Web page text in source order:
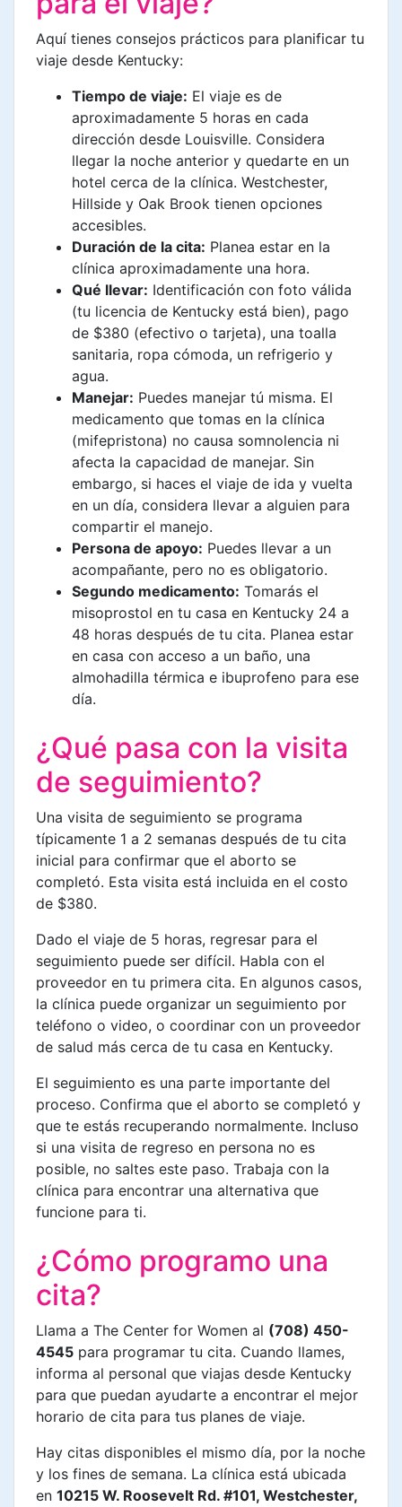
Aquí tienes consejos prácticos para planificar tu
viaje desde Kentucky:
Tiempo de viaje: El viaje es de
aproximadamente 5 horas en cada
dirección desde Louisville. Considera
llegar la noche anterior y quedarte en un
hotel cerca de la clínica. Westchester,
Hillside y Oak Brook tienen opciones
accesibles.
Duración de la cita: Planea estar en la
clínica aproximadamente una hora.
Qué llevar: Identificación con foto válida
(tu licencia de Kentucky está bien), pago
de $380 (efectivo o tarjeta), una toalla
sanitaria, ropa cómoda, un refrigerio y
agua.
Manejar: Puedes manejar tú misma. El
medicamento que tomas en la clínica
(mifepristona) no causa somnolencia ni
afecta la capacidad de manejar. Sin
embargo, si haces el viaje de ida y vuelta
en un día, considera llevar a alguien para
compartir el manejo.
Persona de apoyo: Puedes llevar a un
acompañante, pero no es obligatorio.
Segundo medicamento: Tomarás el
misoprostol en tu casa en Kentucky 24 a
48 horas después de tu cita. Planea estar
en casa con acceso a un baño, una
almohadilla térmica e ibuprofeno para ese
día.
¿Qué pasa con la visita
de seguimiento?
Una visita de seguimiento se programa
típicamente 1 a 2 semanas después de tu cita
inicial para confirmar que el aborto se
completó. Esta visita está incluida en el costo
de $380.
Dado el viaje de 5 horas, regresar para el
seguimiento puede ser difícil. Habla con el
proveedor en tu primera cita. En algunos casos,
la clínica puede organizar un seguimiento por
teléfono o video, o coordinar con un proveedor
de salud más cerca de tu casa en Kentucky.
El seguimiento es una parte importante del
proceso. Confirma que el aborto se completó y
que te estás recuperando normalmente. Incluso
si una visita de regreso en persona no es
posible, no saltes este paso. Trabaja con la
clínica para encontrar una alternativa que
funcione para ti.
¿Cómo programo una
cita?
Llama a The Center for Women al (708) 450-
4545 para programar tu cita. Cuando llames,
informa al personal que viajas desde Kentucky
para que puedan ayudarte a encontrar el mejor
horario de cita para tus planes de viaje.
Hay citas disponibles el mismo día, por la noche
y los fines de semana. La clínica está ubicada
en 10215 W. Roosevelt Rd. #101, Westchester,